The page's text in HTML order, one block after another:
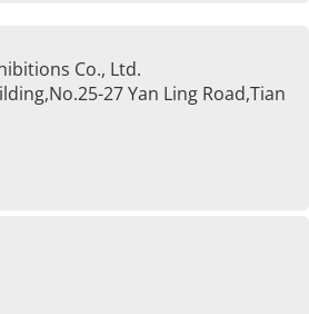
Co., Ltd.
27 Yan Ling Road,Tian